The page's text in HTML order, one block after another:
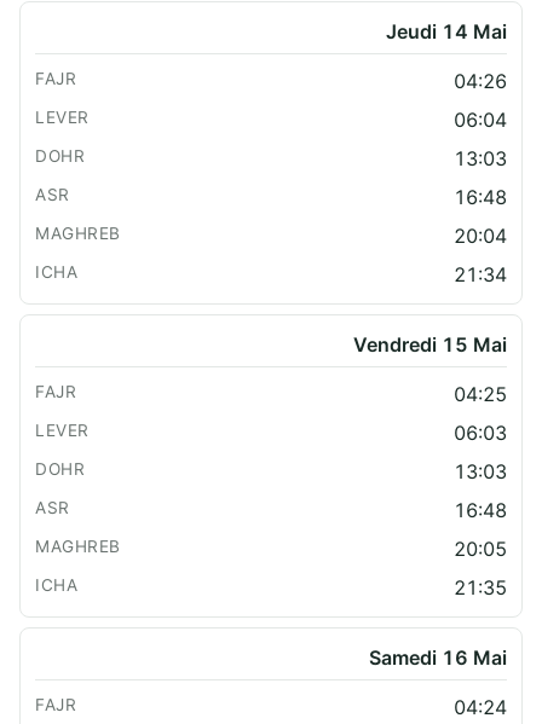
Jeudi 14 Mai
04:26
06:04
13:03
16:48
20:04
21:34
Vendredi 15 Mai
04:25
06:03
13:03
16:48
20:05
21:35
Samedi 16 Mai
04:24